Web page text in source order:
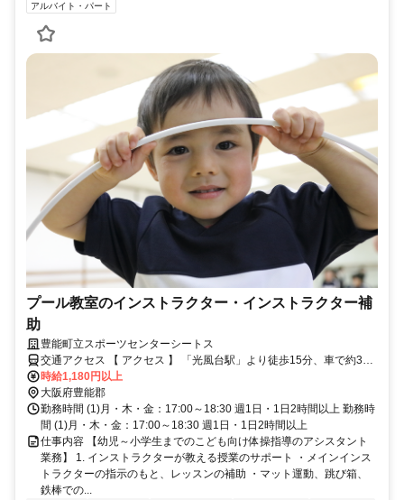
アルバイト・パート
プール教室のインストラクター・インストラクター補
助
豊能町立スポーツセンターシートス
交通アクセス 【 アクセス 】 「光風台駅」より徒歩15分、車で約3分
「ときわ台駅」より車で約6分 「笹部駅」より車で約11分
時給1,180円以上
大阪府豊能郡
勤務時間 (1)月・木・金：17:00～18:30 週1日・1日2時間以上 勤務時
間 (1)月・木・金：17:00～18:30 週1日・1日2時間以上
仕事内容 【幼児～小学生までのこども向け体操指導のアシスタント
業務】 1. インストラクターが教える授業のサポート ・メインインス
トラクターの指示のもと、レッスンの補助 ・マット運動、跳び箱、
鉄棒での...